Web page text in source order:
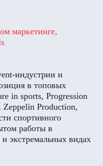
маркетинге,
индустрии и
в топовых
in sports, Progression
Production,
спортивного
работы в
экстремальных видах